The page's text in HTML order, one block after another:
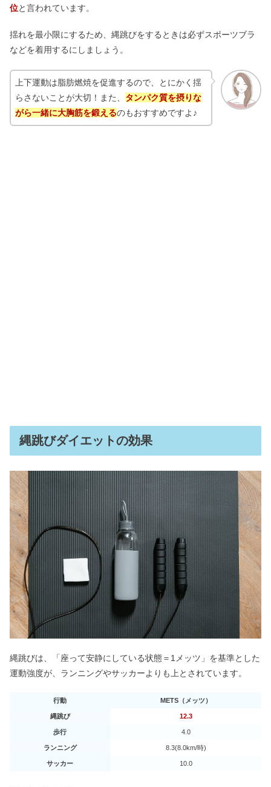
位と言われています。
揺れを最小限にするため、縄跳びをするときは必ずスポーツブラ
などを着用するにしましょう。
上下運動は脂肪燃焼を促進するので、とにかく揺
らさないことが大切！また、 タンパク質を摂りな
がら一緒に大胸筋を鍛えるのもおすすめですよ♪
縄跳びダイエットの効果
縄跳びは、「座って安静にしている状態＝1メッツ」を基準とした
運動強度が、ランニングやサッカーよりも上とされています。
行動 METS（メッツ）
縄跳び 12.3
歩行 4.0
ランニング 8.3(8.0km/時)
サッカー 10.0